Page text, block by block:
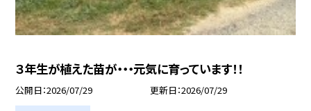
３年生が植えた苗が・・・元気に育っています！！
公開日 2026/07/29 更新日 2026/07/29